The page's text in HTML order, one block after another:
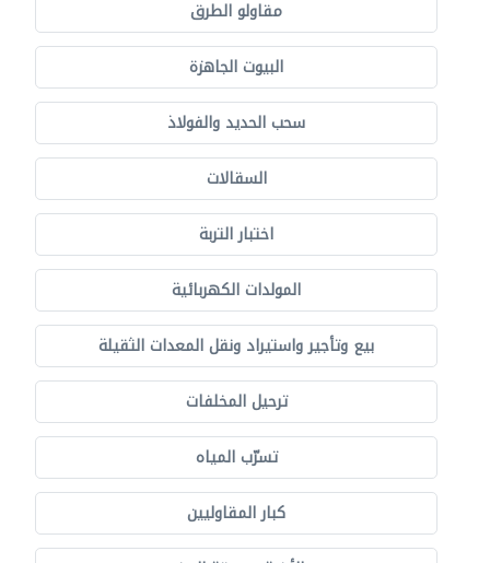
مقاولو الطرق
البيوت الجاهزة
سحب الحديد والفولاذ
السقالات
اختبار التربة
المولدات الكهربائية
بيع وتأجير واستيراد ونقل المعدات الثقيلة
ترحيل المخلفات
تسرّب المياه
كبار المقاوليين